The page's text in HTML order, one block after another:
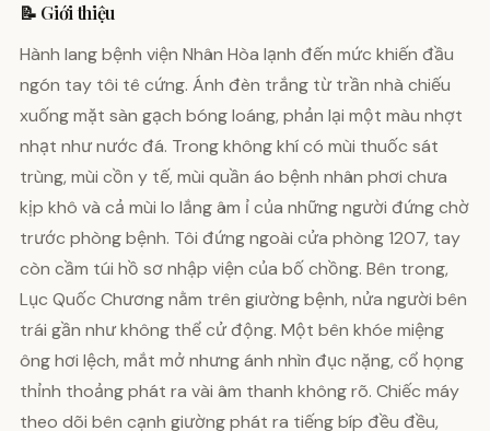
📝 Giới thiệu
Hành lang bệnh viện Nhân Hòa lạnh đến mức khiến đầu
ngón tay tôi tê cứng. Ánh đèn trắng từ trần nhà chiếu
xuống mặt sàn gạch bóng loáng, phản lại một màu nhợt
nhạt như nước đá. Trong không khí có mùi thuốc sát
trùng, mùi cồn y tế, mùi quần áo bệnh nhân phơi chưa
kịp khô và cả mùi lo lắng âm ỉ của những người đứng chờ
trước phòng bệnh. Tôi đứng ngoài cửa phòng 1207, tay
còn cầm túi hồ sơ nhập viện của bố chồng. Bên trong,
Lục Quốc Chương nằm trên giường bệnh, nửa người bên
trái gần như không thể cử động. Một bên khóe miệng
ông hơi lệch, mắt mở nhưng ánh nhìn đục nặng, cổ họng
thỉnh thoảng phát ra vài âm thanh không rõ. Chiếc máy
theo dõi bên cạnh giường phát ra tiếng bíp đều đều,